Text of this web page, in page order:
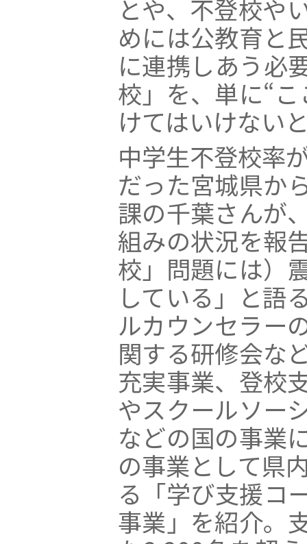
とや、不登校や
めには公教育と
に連携しあう必
校」を、単に“
けてはいけない
中学生不登校率
だった宮城県か
課の千葉さんが
組みの状況を報
校」問題には）
している」と語
ルカウンセラー
関する研修会な
充実事業、登校
やスクールソー
などの国の事業
の事業として県
る「学び支援コ
事業」を紹介。